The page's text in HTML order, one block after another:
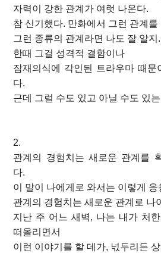
자력이 강한 관계가 여럿 나온다.
참 신기했다. 만화에서 그런 관계를
그런 종류의 관계라면 나도 잘 알지.
한때 그걸 성격적 결함이나
잠재의식에 각인된 트라우마 때문
다.
근데 그럴 수도 있고 아닐 수도 있
2.
관계의 경험치는 새로운 관계를
다.
이 말이 나에게로 와서는 이렇게 응
관계의 경험치는 새로운 관계로 나
지난 주 어느 새벽, 나는 내가 처
떠올리면서
이런 이야기를 할 데가, 넋두리든